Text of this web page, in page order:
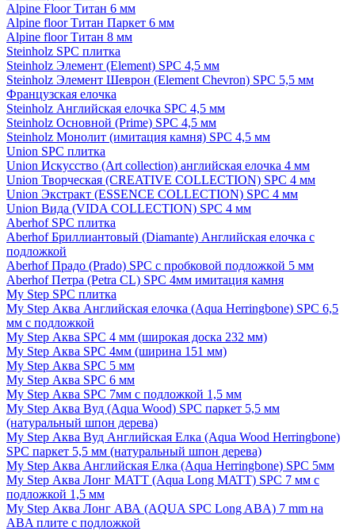
Alpine Floor Титан 6 мм
Alpine floor Титан Паркет 6 мм
Alpine floor Титан 8 мм
Steinholz SPC плитка
Steinholz Элемент (Element) SPC 4,5 мм
Steinholz Элемент Шеврон (Element Chevron) SPC 5,5 мм
Французская елочка
Steinholz Английская елочка SPC 4,5 мм
Steinholz Основной (Prime) SPC 4,5 мм
Steinholz Монолит (имитация камня) SPC 4,5 мм
Union SPC плитка
Union Искусство (Art collection) английская елочка 4 мм
Union Творческая (CREATIVE COLLECTION) SPC 4 мм
Union Экстракт (ESSENCE COLLECTION) SPC 4 мм
Union Вида (VIDA COLLECTION) SPC 4 мм
Aberhof SPC плитка
Aberhof Бриллиантовый (Diamante) Английская елочка с
подложкой
Aberhof Прадо (Prado) SPC с пробковой подложкой 5 мм
Aberhof Петра (Petra CL) SPC 4мм имитация камня
My Step SPC плитка
My Step Аква Английская елочка (Aqua Herringbone) SPC 6,5
мм с подложкой
My Step Аква SPC 4 мм (широкая доска 232 мм)
My Step Аква SPC 4мм (ширина 151 мм)
My Step Аква SPC 5 мм
My Step Аква SPC 6 мм
My Step Аква SPC 7мм c подложкой 1,5 мм
My Step Аква Вуд (Aqua Wood) SPC паркет 5,5 мм
(натуральный шпон дерева)
My Step Аква Вуд Английская Елка (Aqua Wood Herringbone)
SPC паркет 5,5 мм (натуральный шпон дерева)
My Step Аква Английская Елка (Aqua Herringbone) SPC 5мм
My Step Аква Лонг MATT (Aqua Long MATT) SPC 7 мм с
подложкой 1,5 мм
My Step Аква Лонг АВА (AQUA SPC Long ABA) 7 mm на
ABA плите с подложкой